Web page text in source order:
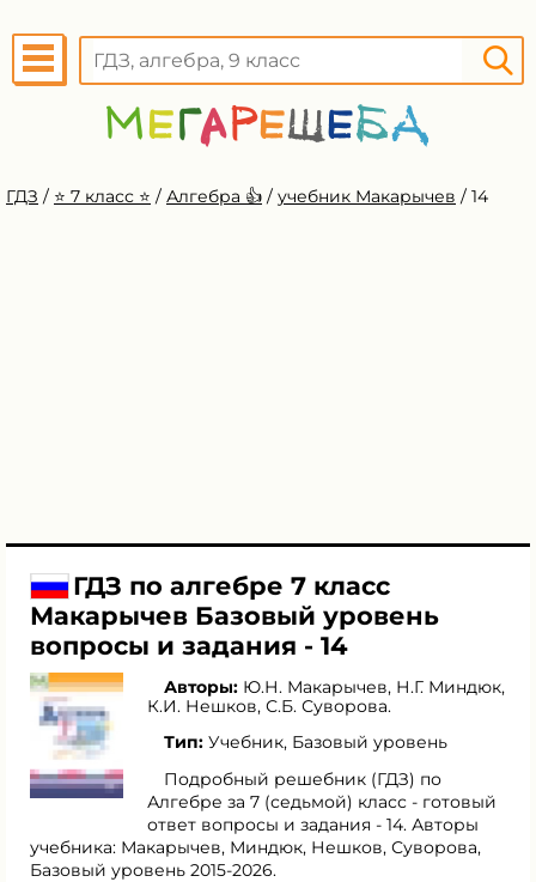
ГДЗ / ⭐️ 7 класс ⭐️ / Алгебра 👍 / учебник Макарычев / 14
ГДЗ по алгебре 7 класс
Макарычев Базовый уровень
вопросы и задания - 14
Авторы: Ю.Н. Макарычев, Н.Г. Миндюк,
К.И. Нешков, С.Б. Суворова.
Тип: Учебник, Базовый уровень
Подробный решебник (ГДЗ) по
Алгебре за 7 (седьмой) класс - готовый
ответ вопросы и задания - 14. Авторы
учебника: Макарычев, Миндюк, Нешков, Суворова,
Базовый уровень 2015-2026.